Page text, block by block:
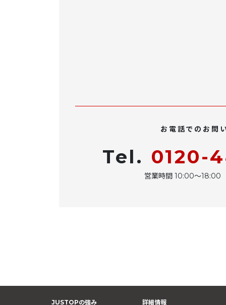
お電話でのお問
Tel. 0120-
営業時間 10:00〜18:00
JUSTOPの強み 詳細情報